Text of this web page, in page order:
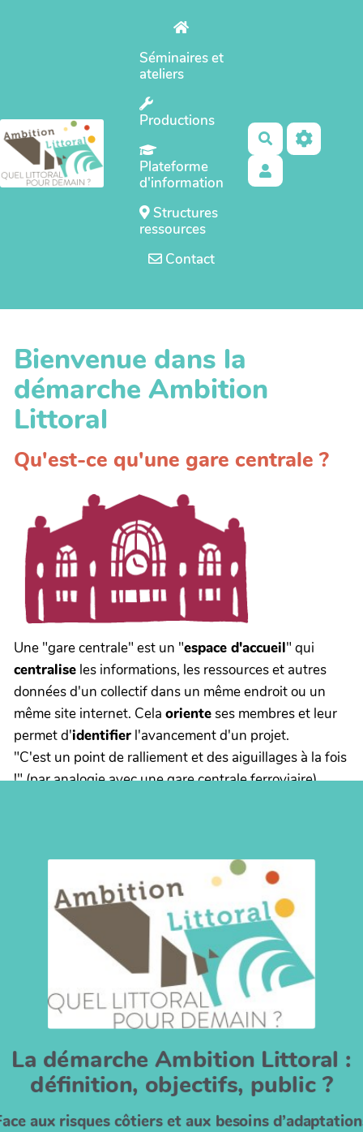
Séminaires et
ateliers
Productions
Plateforme
d'information
Structures
ressources
Contact
Rechercher
Bienvenue dans la
démarche Ambition
Littoral
Qu'est-ce qu'une gare centrale ?
Une "gare centrale" est un "espace d'accueil" qui
centralise les informations, les ressources et autres
données d'un collectif dans un même endroit ou un
même site internet. Cela orienteses membres et leur
permet d'identifier l'avancement d'un projet.
"C'est un point de ralliement et des aiguillages à la fois
!" (par analogie avec une gare centrale ferroviaire)
La démarche Ambition Littoral :
définition, objectifs, public ?
aux risques côtiers et aux besoins